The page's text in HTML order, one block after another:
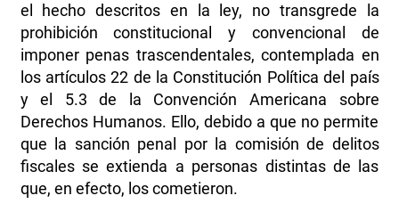
el hecho descritos en la ley, no transgrede la
prohibición constitucional y convencional de
imponer penas trascendentales, contemplada en
los artículos 22 de la Constitución Política del país
y el 5.3 de la Convención Americana sobre
Derechos Humanos. Ello, debido a que no permite
que la sanción penal por la comisión de delitos
fiscales se extienda a personas distintas de las
que, en efecto, los cometieron.